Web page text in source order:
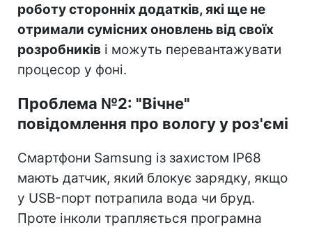
роботу сторонніх додатків, які ще не
отримали сумісних оновлень від своїх
розробників і можуть перевантажувати
процесор у фоні.
Проблема №2: "Вічне"
повідомлення про вологу у роз'ємі
Смартфони Samsung із захистом IP68
мають датчик, який блокує зарядку, якщо
у USB-порт потрапила вода чи бруд.
Проте інколи трапляється програмна